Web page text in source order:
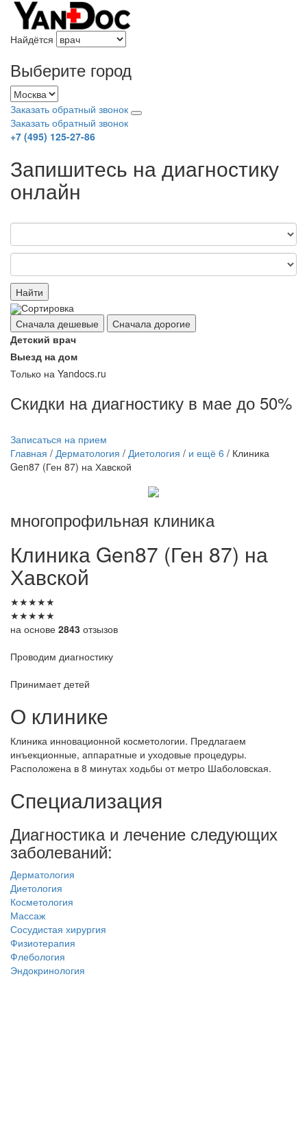
Найдётся
Выберите город
Заказать обратный звонок
Заказать обратный звонок
+7 (495) 125-27-86
Запишитесь на диагностику
онлайн
Найти
Сортировка
Сначала дешевые
Сначала дорогие
Детский врач
Выезд на дом
Только на Yandocs.ru
Скидки на диагностику в мае до 50%
Записаться на прием
Главная / Дерматология / Диетология / и ещё 6 / Клиника
Gen87 (Ген 87) на Хавской
многопрофильная клиника
Клиника Gen87 (Ген 87) на
Хавской
★★★★★
★★★★★
на основе 2843 отзызов
Проводим диагностику
Принимает детей
О клинике
Клиника инновационной косметологии. Предлагаем
инъекционные, аппаратные и уходовые процедуры.
Расположена в 8 минутах ходьбы от метро Шаболовская.
Специализация
Диагностика и лечение следующих
заболеваний:
Дерматология
Диетология
Косметология
Массаж
Сосудистая хирургия
Физиотерапия
Флебология
Эндокринология